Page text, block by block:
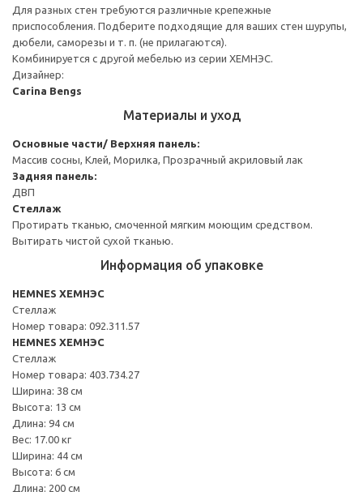
Для разных стен требуются различные крепежные
приспособления. Подберите подходящие для ваших стен шурупы,
дюбели, саморезы и т. п. (не прилагаются).
Комбинируется с другой мебелью из серии ХЕМНЭС.
Дизайнер:
Carina Bengs
Материалы и уход
Основные части/ Верхняя панель:
Массив сосны, Клей, Морилка, Прозрачный акриловый лак
Задняя панель:
ДВП
Стеллаж
Протирать тканью, смоченной мягким моющим средством.
Вытирать чистой сухой тканью.
Информация об упаковке
HEMNES ХЕМНЭС
Стеллаж
Номер товара: 092.311.57
HEMNES ХЕМНЭС
Стеллаж
Номер товара: 403.734.27
Ширина: 38 см
Высота: 13 см
Длина: 94 см
Вес: 17.00 кг
Ширина: 44 см
Высота: 6 см
Длина: 200 см